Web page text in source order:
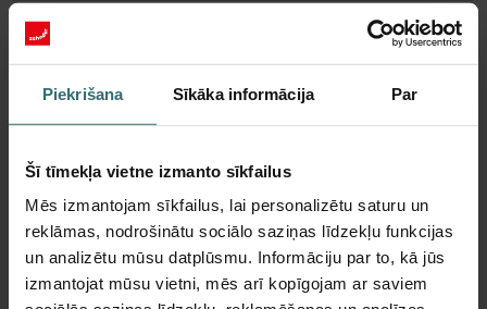
Piekrišana Sīkāka informācija Par
Šī tīmekļa vietne izmanto sīkfailus
Mēs izmantojam sīkfailus, lai personalizētu saturu un
reklāmas, nodrošinātu sociālo saziņas līdzekļu funkcijas
un analizētu mūsu datplūsmu. Informāciju par to, kā jūs
izmantojat mūsu vietni, mēs arī kopīgojam ar saviem